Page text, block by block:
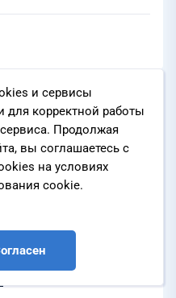
и сервисы
для корректной работы
Продолжая
вы соглашаетесь с
на условиях
cookie.АО
для персонала